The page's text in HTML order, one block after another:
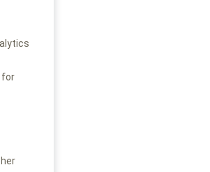
for